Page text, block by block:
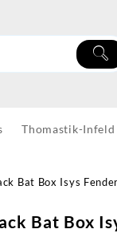
Thomastik-Infeld
Bat Box Isys
Bat Box